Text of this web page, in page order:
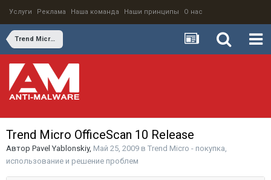
Услуги Реклама Наша команда Наши принципы О нас
Trend Micro - покупка, использование и решение проблем
Trend Micro OfficeScan 10 Release
Автор Pavel Yablonskiy, Май 25, 2009 в Trend Micro - покупка,
использование и решение проблем